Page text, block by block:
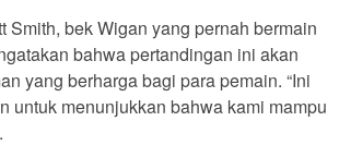
Smith, bek Wigan yang pernah bermain
bahwa pertandingan ini akan
yang berharga bagi para pemain. “Ini
untuk menunjukkan bahwa kami mampu